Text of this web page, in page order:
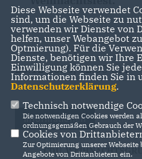
23.12.2020, 12:00 Uhr
Informationen
Diese Webseite verwendet
sind, um die Webseite zu
verwenden wir Dienste von
helfen, unser Webangebot
Optmierung). Für die
Dienste, benötigen wir Ihre
Einwilligung können Sie
Informationen finden Sie in
Datenschutzerklärung.
Technisch notwendige
Die notwendigen Cookies werden
ordnungsgemäßen Gebrauch der
Cookies von
Zur Optimierung unserer Webseite
Angebote von Drittanbietern ein.